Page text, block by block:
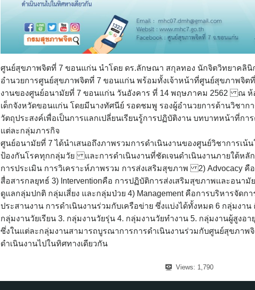
ศูนย์สุขภาพจิตที่ 7 ขอนแก่น นำโดย ดร.ลักษณา สกุลทอง นักจิตวิทยาคลิ
อำนวยการศูนย์สุขภาพจิตที่ 7 ขอนแก่น พร้อมทั้งเจ้าหน้าที่ศูนย์สุขภาพจิตที่
งานของศูนย์อนามัยที่ 7 ขอนแก่น วันอังคาร ที่ 14 พฤษภาคม 2562 ณ ห้
เด็กจังหวัดขอนแก่น โดยมีนางทัศนีย์ รอดชมพู รองผู้อำนวยการด้านวิชาก
วัตถุประสงค์เพื่อเป็นการแลกเปลี่ยนเรียนรู้การปฏิบัติงาน บทบาทหน้าที่กา
แต่ละกลุ่มภารกิจ
ศูนย์อนามัยที่ 7 ได้นำเสนอถึงภาพรวมการดำเนินงานของศูนย์วิชาการเน้
ป้องกันโรคทุกกลุ่มวัย และการดำเนินงานที่ชัดเจนดำเนินงานภายใต้หลัก
การประเมิน การวิเคราะห์ภาพรวม การส่งเสริมสุขภาพ 2) Advocacy คื
สื่อสารกลยุทธ์ 3) Interventionคือ การปฏิบัติการส่งเสริมสุขภาพและอน
ดูแลกลุ่มปกติ กลุ่มเสี่ยง และกลุ่มป่วย 4) Management คือการบริหารจัดก
ประสานงาน การดำเนินงานร่วมกับเครือข่าย ซึ่งแบ่งได้ทั้งหมด 6 กลุ่มงา
กลุ่มงานวัยเรียน 3. กลุ่มงานวัยรุ่น 4. กลุ่มงานวัยทำงาน 5. กลุ่มงานผู้สูง
ซึ่งในแต่ละกลุ่มงานสามารถบูรณาการการดำเนินงานร่วมกับศูนย์สุขภาพจิ
ดำเนินงานไปในทิศทางเดียวกัน
Views: 1,790